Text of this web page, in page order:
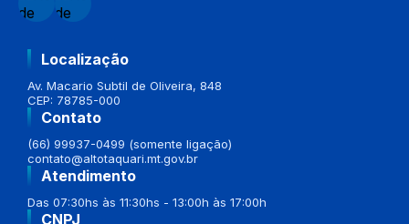
Localização
Av. Macario Subtil de Oliveira, 848
CEP: 78785-000
Contato
(66) 99937-0499 (somente ligação)
contato@altotaquari.mt.gov.br
Atendimento
Das 07:30hs às 11:30hs - 13:00h às 17:00h
CNPJ